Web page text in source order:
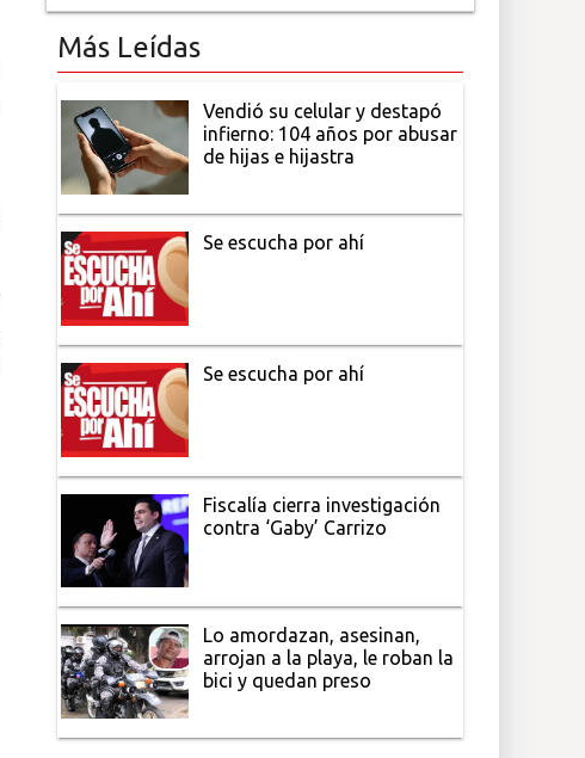
Más Leídas
Vendió su celular y destapó
infierno: 104 años por abusar
de hijas e hijastra
Se escucha por ahí
Se escucha por ahí
Fiscalía cierra investigación
contra ‘Gaby’ Carrizo
Lo amordazan, asesinan,
arrojan a la playa, le roban la
bici y quedan preso